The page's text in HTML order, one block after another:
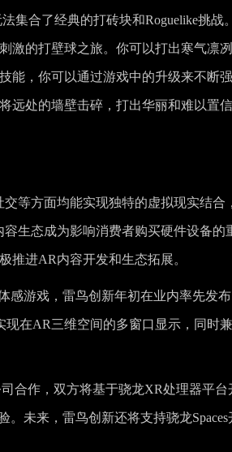
集合了经典的打砖块和Roguelike挑战。
激的打壁球之旅。你可以打出寒气凛
能，你可以通过游戏中的升级来不断
远处的墙壁击碎，打出华丽和难以置
等方面均能实现独特的虚拟现实结合，
生态成为影响消费者购买硬件设备的
推进AR内容开发和生态拓展。
感游戏，雷鸟创新年初在业内率先发
现在AR三维空间的多窗口显示，同时
合作，双方将基于骁龙XR处理器平台
未来，雷鸟创新还将支持骁龙Spaces